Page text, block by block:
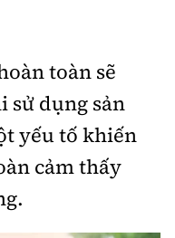
toàn sẽ
sử dụng sản
yếu tố khiến
cảm thấy